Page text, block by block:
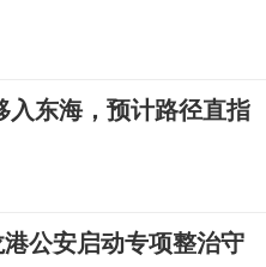
入东海，预计路径直指
公安启动专项整治守